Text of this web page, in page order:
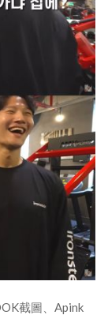
截圖、Apink